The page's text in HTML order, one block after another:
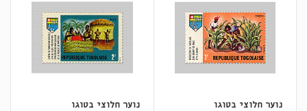
נוער חלוצי בטוגו
נוער חלוצי בטוגו